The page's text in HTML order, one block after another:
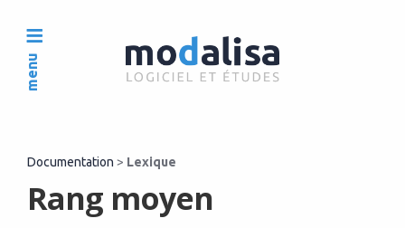
menu
Documentation > Lexique
Rang moyen